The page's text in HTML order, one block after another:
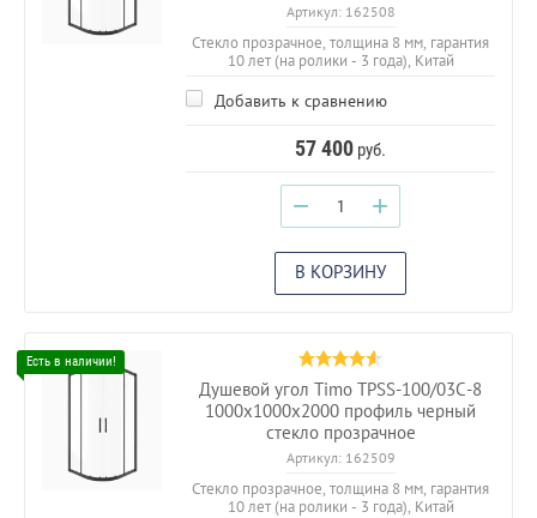
Артикул:162508
Стекло прозрачное, толщина 8 мм, гарантия
10 лет (на ролики - 3 года), Китай
Добавить к сравнению
57 400 руб.
− +
В КОРЗИНУ
Душевой угол Timo TPSS-100/03C-8
1000х1000х2000 профиль черный
стекло прозрачное
Артикул:162509
Стекло прозрачное, толщина 8 мм, гарантия
10 лет (на ролики - 3 года), Китай